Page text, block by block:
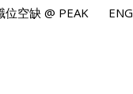
位空缺 @ PEAK ENG